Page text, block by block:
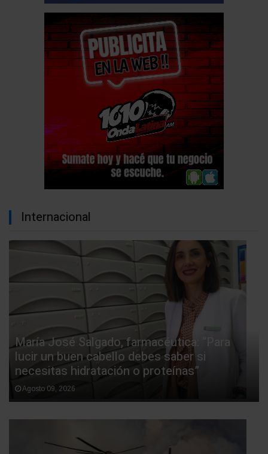
Internacional
María José Salgado, farmacéutica: “Para
lucir un buen cabello debes saber si
necesitas hidratación o proteínas”
Agosto 09, 2026